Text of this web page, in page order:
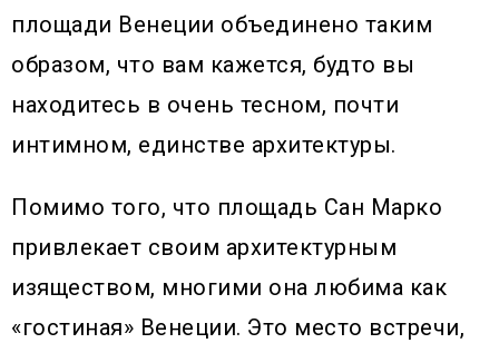
площади Венеции объединено таким
образом, что вам кажется, будто вы
находитесь в очень тесном, почти
интимном, единстве архитектуры.
Помимо того, что площадь Сан Марко
привлекает своим архитектурным
изяществом, многими она любима как
«гостиная» Венеции. Это место встречи,